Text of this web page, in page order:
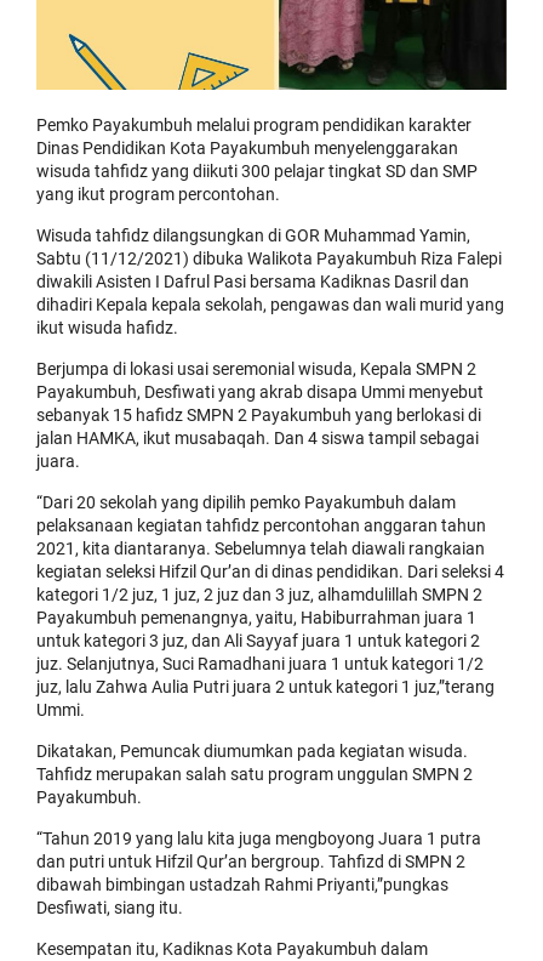
Pemko Payakumbuh melalui program pendidikan karakter
Dinas Pendidikan Kota Payakumbuh menyelenggarakan
wisuda tahfidz yang diikuti 300 pelajar tingkat SD dan SMP
yang ikut program percontohan.
Wisuda tahfidz dilangsungkan di GOR Muhammad Yamin,
Sabtu (11/12/2021) dibuka Walikota Payakumbuh Riza Falepi
diwakili Asisten I Dafrul Pasi bersama Kadiknas Dasril dan
dihadiri Kepala kepala sekolah, pengawas dan wali murid yang
ikut wisuda hafidz.
Berjumpa di lokasi usai seremonial wisuda, Kepala SMPN 2
Payakumbuh, Desfiwati yang akrab disapa Ummi menyebut
sebanyak 15 hafidz SMPN 2 Payakumbuh yang berlokasi di
jalan HAMKA, ikut musabaqah. Dan 4 siswa tampil sebagai
juara.
“Dari 20 sekolah yang dipilih pemko Payakumbuh dalam
pelaksanaan kegiatan tahfidz percontohan anggaran tahun
2021, kita diantaranya. Sebelumnya telah diawali rangkaian
kegiatan seleksi Hifzil Qur’an di dinas pendidikan. Dari seleksi 4
kategori 1/2 juz, 1 juz, 2 juz dan 3 juz, alhamdulillah SMPN 2
Payakumbuh pemenangnya, yaitu, Habiburrahman juara 1
untuk kategori 3 juz, dan Ali Sayyaf juara 1 untuk kategori 2
juz. Selanjutnya, Suci Ramadhani juara 1 untuk kategori 1/2
juz, lalu Zahwa Aulia Putri juara 2 untuk kategori 1 juz,”terang
Ummi.
Dikatakan, Pemuncak diumumkan pada kegiatan wisuda.
Tahfidz merupakan salah satu program unggulan SMPN 2
Payakumbuh.
“Tahun 2019 yang lalu kita juga mengboyong Juara 1 putra
dan putri untuk Hifzil Qur’an bergroup. Tahfizd di SMPN 2
dibawah bimbingan ustadzah Rahmi Priyanti,”pungkas
Desfiwati, siang itu.
Kesempatan itu, Kadiknas Kota Payakumbuh dalam